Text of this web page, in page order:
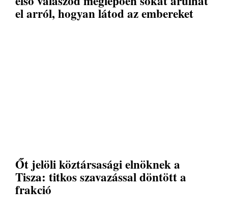
el arról, hogyan látod az embereket
Őt jelöli köztársasági elnöknek a
Tisza: titkos szavazással döntött a
frakció